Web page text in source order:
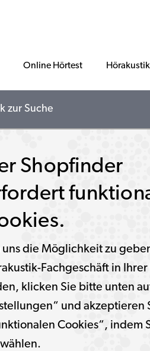
Online Hörtest
zur Suche
Shopfinder
uns die Möglichkeit zu
Fachgeschäft in Ihrer
klicken Sie bitte unten
und akzeptieren
Cookies“, indem